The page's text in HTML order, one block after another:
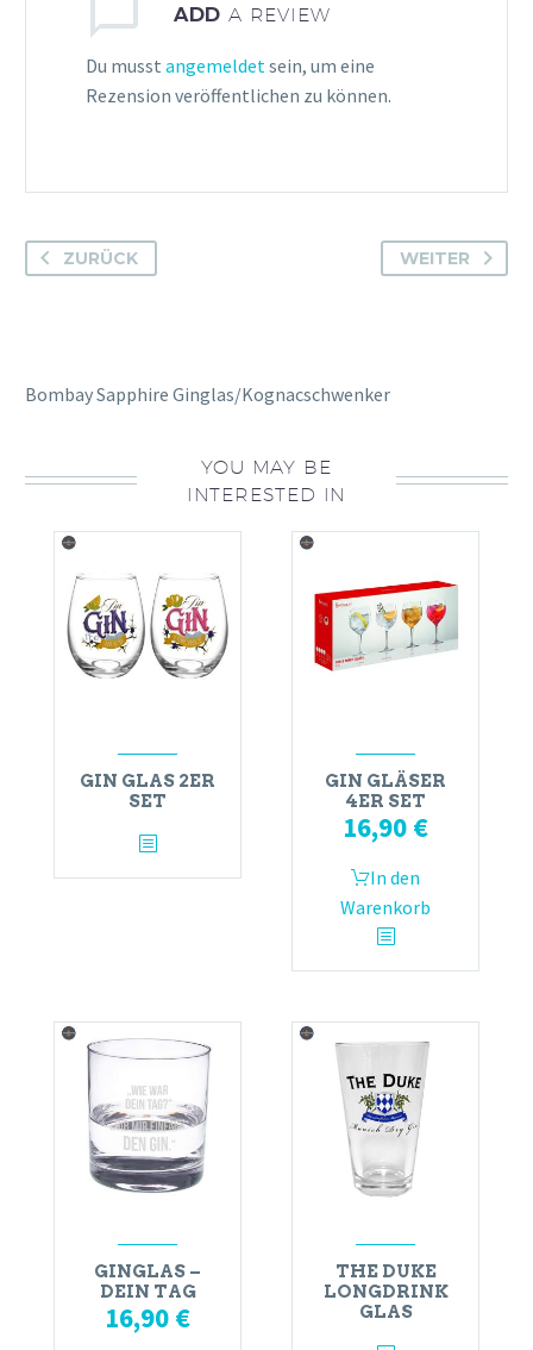
ADDA REVIEW
Du musst angemeldetsein, um eine
Rezension veröffentlichen zu können.
ZURÜCK WEITER
Bombay Sapphire Ginglas/Kognacschwenker
YOU MAY BE
INTERESTED IN
GIN GLAS 2ER
SET
GIN GLÄSER
4ER SET
16,90 €
In den
Warenkorb
GINGLAS –
DEIN TAG
16,90 €
THE DUKE
LONGDRINK
GLAS